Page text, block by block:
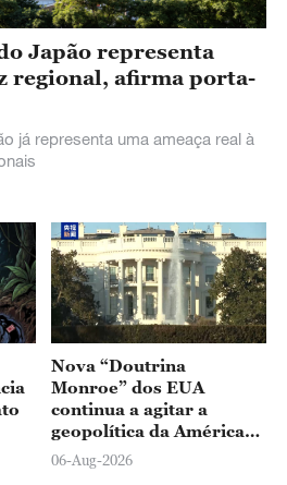
Japão representa
regional, afirma porta-
já representa uma ameaça real à
Nova “Doutrina
Monroe” dos EUA
continua a agitar a
geopolítica da América
Latina
06-Aug-2026